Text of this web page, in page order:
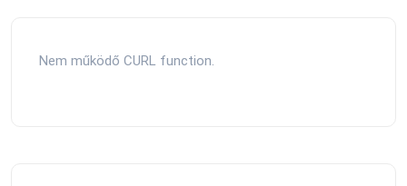
Nem működő CURL function.